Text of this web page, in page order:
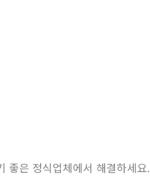
좋은 정식업체에서 해결하세요.